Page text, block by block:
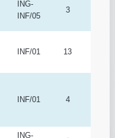
ING-
ING-
INF/01 13